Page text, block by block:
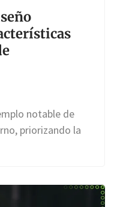
notable de
priorizando la